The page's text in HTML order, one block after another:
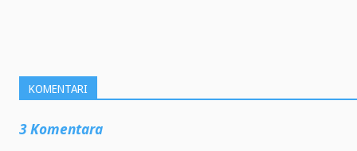
KOMENTARI
3 Komentara